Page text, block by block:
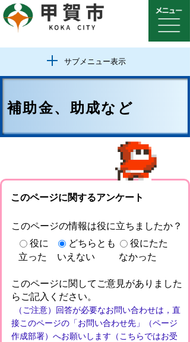
サブメニュー表示
補助金、助成など
このページに関するアンケート
このページの情報は役に立ちましたか？
役に
立った
どちらとも
いえない
役にたた
なかった
このページに関してご意見がありました
らご記入ください。
（ご注意）回答が必要なお問い合わせは，直
接このページの「お問い合わせ先」（ページ
作成部署）へお願いします（こちらではお受